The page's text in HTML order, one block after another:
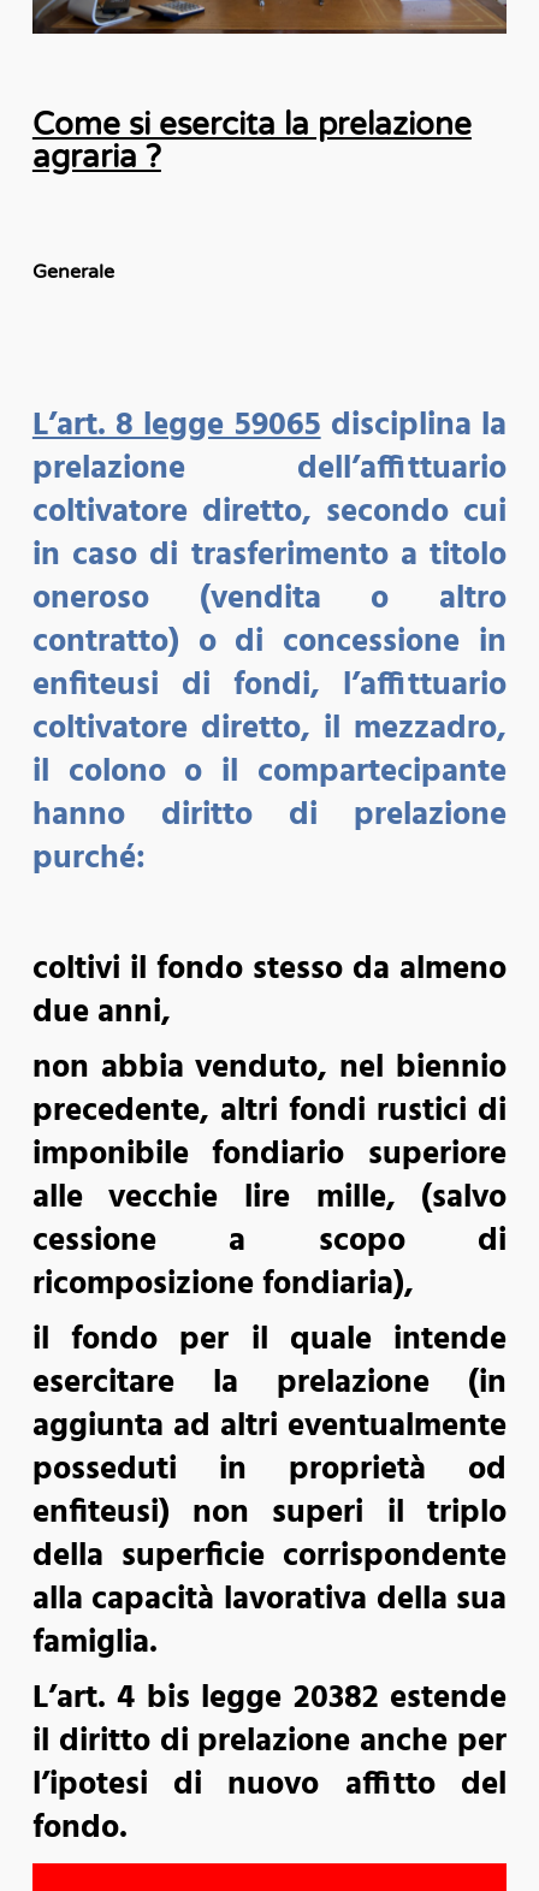
Come si esercita la prelazione
agraria ?
Generale
L’art. 8 legge 59065disciplina la
prelazione dell’affittuario
coltivatore diretto, secondo cui
in caso di trasferimento a titolo
oneroso (vendita o altro
contratto) o di concessione in
enfiteusi di fondi, l’affittuario
coltivatore diretto, il mezzadro,
il colono o il compartecipante
hanno diritto di prelazione
purché:
coltivi il fondo stesso da almeno
due anni,
non abbia venduto, nel biennio
precedente, altri fondi rustici di
imponibile fondiario superiore
alle vecchie lire mille, (salvo
cessione a scopo di
ricomposizione fondiaria),
il fondo per il quale intende
esercitare la prelazione (in
aggiunta ad altri eventualmente
posseduti in proprietà od
enfiteusi) non superi il triplo
della superficie corrispondente
alla capacità lavorativa della sua
famiglia.
L’art. 4 bis legge 20382 estende
il diritto di prelazione anche per
l’ipotesi di nuovo affitto del
fondo.